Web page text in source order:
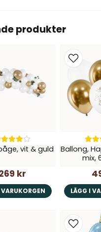
produkter
vit & guld
kr
Ballong,
mix,
LÄGG I